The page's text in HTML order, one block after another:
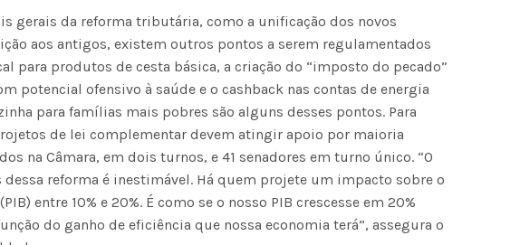
gerais da reforma tributária, como a unificação dos novos
aos antigos, existem outros pontos a serem regulamentados
para produtos de cesta básica, a criação do “imposto do pecado”
potencial ofensivo à saúde e o cashback nas contas de energia
para famílias mais pobres são alguns desses pontos. Para
de lei complementar devem atingir apoio por maioria
na Câmara, em dois turnos, e 41 senadores em turno único. “O
reforma é inestimável. Há quem projete um impacto sobre o
entre 10% e 20%. É como se o nosso PIB crescesse em 20%
do ganho de eficiência que nossa economia terá”, assegura o